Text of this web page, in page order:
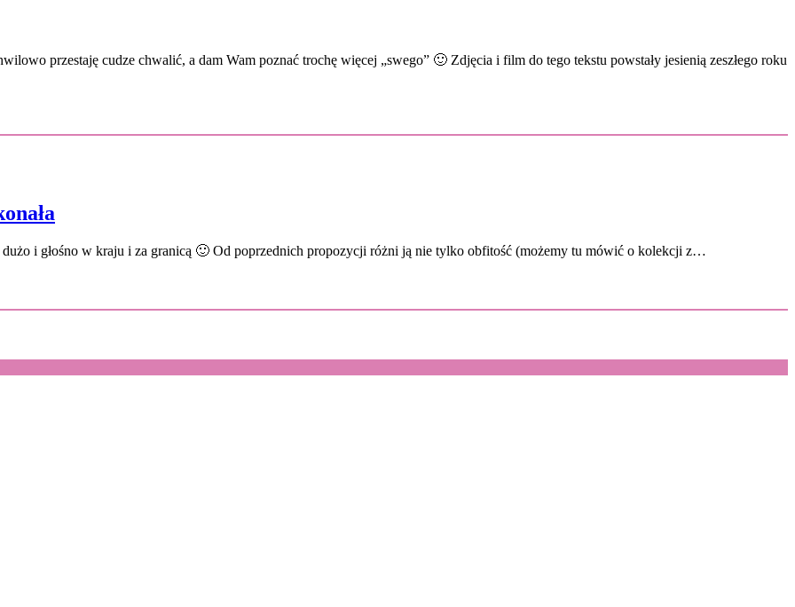
przestaję cudze chwalić, a dam Wam poznać trochę więcej „swego” 🙂 Zdjęcia i film do tego tekstu powstały jesienią zeszłego roku
i głośno w kraju i za granicą 🙂 Od poprzednich propozycji różni ją nie tylko obfitość (możemy tu mówić o kolekcji z…